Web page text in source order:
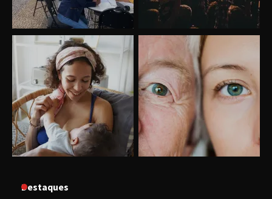
Destaques
Uberlândia recebe o projeto “Experiência Rio”
no dia 17 de junho